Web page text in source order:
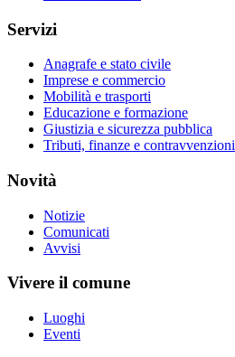
Servizi
Anagrafe e stato civile
Imprese e commercio
Mobilità e trasporti
Educazione e formazione
Giustizia e sicurezza pubblica
Tributi, finanze e contravvenzioni
Novità
Notizie
Comunicati
Avvisi
Vivere il comune
Luoghi
Eventi